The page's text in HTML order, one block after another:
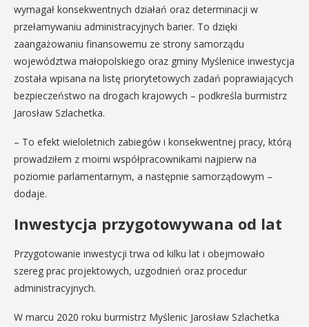
wymagał konsekwentnych działań oraz determinacji w
przełamywaniu administracyjnych barier. To dzięki
zaangażowaniu finansowemu ze strony samorządu
województwa małopolskiego oraz gminy Myślenice inwestycja
została wpisana na listę priorytetowych zadań poprawiających
bezpieczeństwo na drogach krajowych – podkreśla burmistrz
Jarosław Szlachetka.
– To efekt wieloletnich zabiegów i konsekwentnej pracy, którą
prowadziłem z moimi współpracownikami najpierw na
poziomie parlamentarnym, a następnie samorządowym –
dodaje.
Inwestycja przygotowywana od lat
Przygotowanie inwestycji trwa od kilku lat i obejmowało
szereg prac projektowych, uzgodnień oraz procedur
administracyjnych.
W marcu 2020 roku burmistrz Myślenic Jarosław Szlachetka